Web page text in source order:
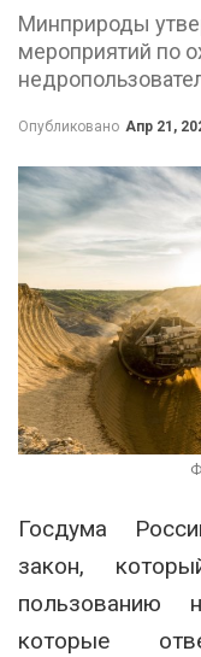
Минприроды
мероприятий по
Опубликовано Апр 21,
Госдума
закон,
пользованию
которые